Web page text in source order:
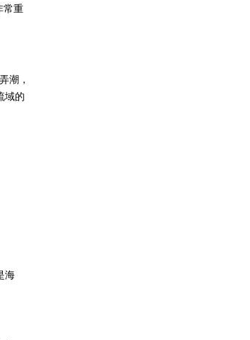
常重
潮，
域的
海